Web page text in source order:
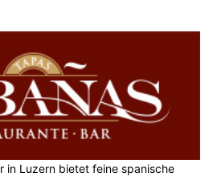
in Luzern bietet feine spanische